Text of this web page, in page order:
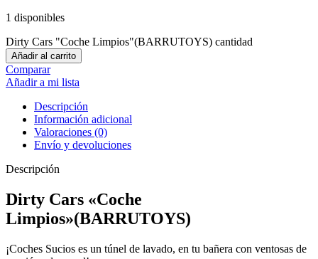
1 disponibles
Dirty Cars "Coche Limpios"(BARRUTOYS) cantidad
Añadir al carrito
Comparar
Añadir a mi lista
Descripción
Información adicional
Valoraciones (0)
Envío y devoluciones
Descripción
Dirty Cars «Coche
Limpios»(BARRUTOYS)
¡Coches Sucios es un túnel de lavado, en tu bañera con ventosas de